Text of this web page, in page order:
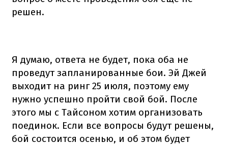
решен.
Я думаю, ответа не будет, пока оба не
проведут запланированные бои. Эй Джей
выходит на ринг 25 июля, поэтому ему
нужно успешно пройти свой бой. После
этого мы с Тайсоном хотим организовать
поединок. Если все вопросы будут решены,
бой состоится осенью, и об этом будет